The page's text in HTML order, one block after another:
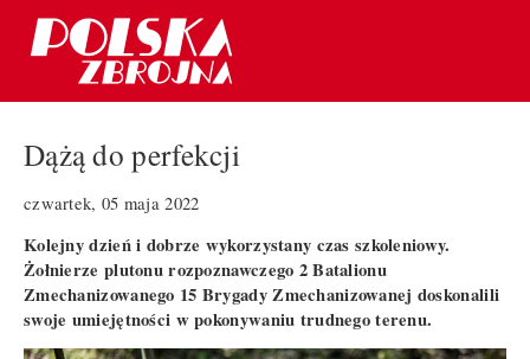
Dążą do perfekcji
czwartek, 05 maja 2022
Kolejny dzień i dobrze wykorzystany czas szkoleniowy.
Żołnierze plutonu rozpoznawczego 2 Batalionu
Zmechanizowanego 15 Brygady Zmechanizowanej doskonalili
swoje umiejętności w pokonywaniu trudnego terenu.